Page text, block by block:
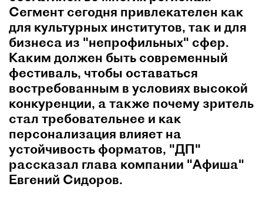
Сегмент сегодня привлекателен как
для культурных институтов, так и для
бизнеса из "непрофильных" сфер.
Каким должен быть современный
фестиваль, чтобы оставаться
востребованным в условиях высокой
конкуренции, а также почему зритель
стал требовательнее и как
персонализация влияет на
устойчивость форматов, "ДП"
рассказал глава компании "Афиша"
Евгений Сидоров.